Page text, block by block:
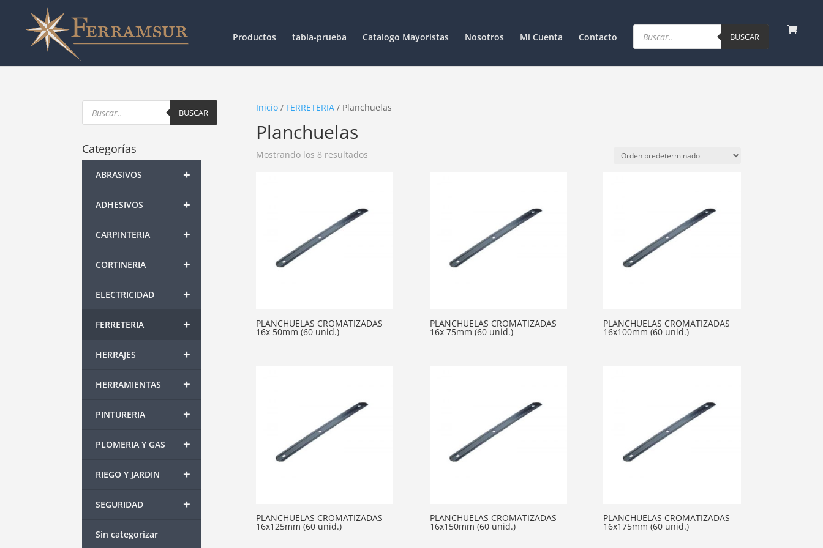
Productos tabla-prueba Catalogo Mayoristas Nosotros Mi Cuenta Contacto
Products
search BUSCAR
Inicio/ FERRETERIA/ Planchuelas
Planchuelas
Mostrando los 8 resultados
PLANCHUELAS CROMATIZADAS
16x 50mm (60 unid.)
PLANCHUELAS CROMATIZADAS
16x 75mm (60 unid.)
PLANCHUELAS CROMATIZADAS
16x100mm (60 unid.)
PLANCHUELAS CROMATIZADAS
16x125mm (60 unid.)
PLANCHUELAS CROMATIZADAS
16x150mm (60 unid.)
PLANCHUELAS CROMATIZADAS
16x175mm (60 unid.)
Products
search BUSCAR
Categorías
+
ABRASIVOS
+
ADHESIVOS
+
CARPINTERIA
+
CORTINERIA
+
ELECTRICIDAD
+
FERRETERIA
+
HERRAJES
+
HERRAMIENTAS
+
PINTURERIA
+
PLOMERIA Y GAS
+
RIEGO Y JARDIN
+
SEGURIDAD
Sin categorizar